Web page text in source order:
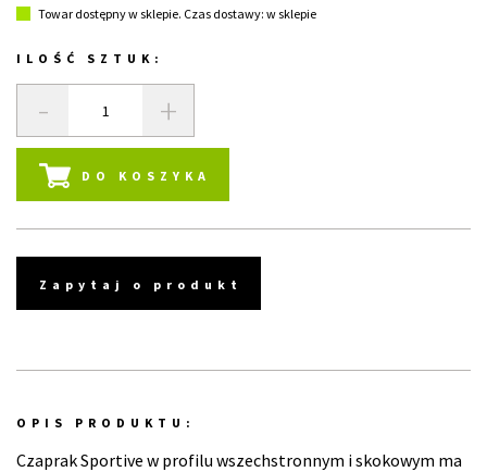
Towar dostępny w sklepie. Czas dostawy: w sklepie
ILOŚĆ SZTUK:
- +
DO KOSZYKA
Zapytaj o produkt
OPIS PRODUKTU:
Czaprak Sportive w profilu wszechstronnym i skokowym ma